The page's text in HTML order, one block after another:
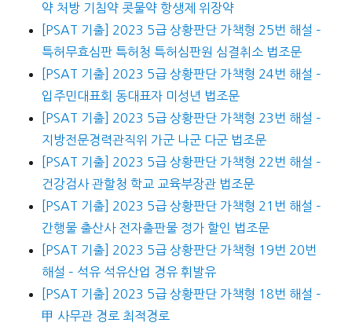
약 처방 기침약 콧물약 항생제 위장약
[PSAT 기출] 2023 5급 상황판단 가책형 25번 해설 –
특허무효심판 특허청 특허심판원 심결취소 법조문
[PSAT 기출] 2023 5급 상황판단 가책형 24번 해설 –
입주민대표회 동대표자 미성년 법조문
[PSAT 기출] 2023 5급 상황판단 가책형 23번 해설 –
지방전문경력관직위 가군 나군 다군 법조문
[PSAT 기출] 2023 5급 상황판단 가책형 22번 해설 –
건강검사 관할청 학교 교육부장관 법조문
[PSAT 기출] 2023 5급 상황판단 가책형 21번 해설 –
간행물 출산사 전자출판물 정가 할인 법조문
[PSAT 기출] 2023 5급 상황판단 가책형 19번 20번
해설 – 석유 석유산업 경유 휘발유
[PSAT 기출] 2023 5급 상황판단 가책형 18번 해설 –
甲 사무관 경로 최적경로